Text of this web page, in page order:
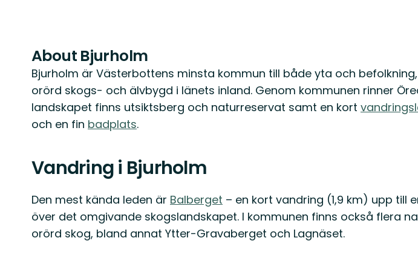
About Bjurholm
Bjurholm är Västerbottens minsta kommun till både yta och
orörd skogs- och älvbygd i länets inland. Genom kommunen rinner
landskapet finns utsiktsberg och naturreservat samt en kort
och en fin badplats.
Vandring i Bjurholm
Den mest kända leden är Balberget – en kort vandring (1,9 km) upp till
över det omgivande skogslandskapet. I kommunen finns också flera
orörd skog, bland annat Ytter-Gravaberget och Lagnäset.